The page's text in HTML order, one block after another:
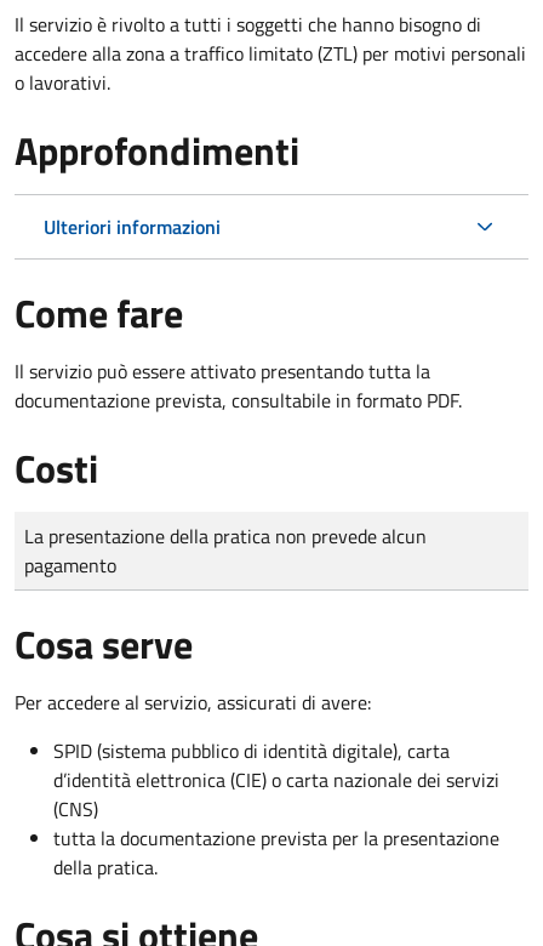
Il servizio è rivolto a tutti i soggetti che hanno bisogno di
accedere alla zona a traffico limitato (ZTL) per motivi personali
o lavorativi.
Approfondimenti
Ulteriori informazioni
Come fare
Il servizio può essere attivato presentando tutta la
documentazione prevista, consultabile in formato PDF.
Costi
Tipo di pagamento
Importo
La presentazione della pratica non prevede alcun
pagamento
Cosa serve
Per accedere al servizio, assicurati di avere:
SPID (sistema pubblico di identità digitale), carta
d’identità elettronica (CIE) o carta nazionale dei servizi
(CNS)
tutta la documentazione prevista per la presentazione
della pratica.